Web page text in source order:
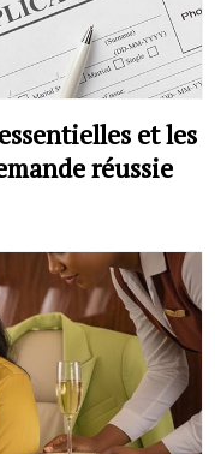
et les
réussie